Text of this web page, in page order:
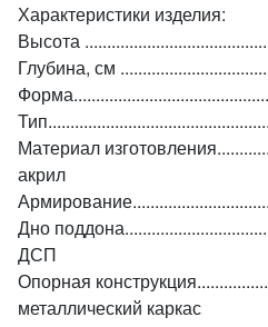
Характеристики изделия:
Высота
Глубина, см
Материал
акрил
Дно
ДСП
Опорная
металлический каркас